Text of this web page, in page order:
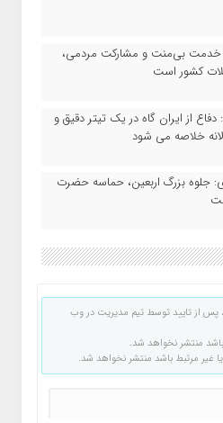
خدمت بی‌منت و مشارکت مردمی،
کشور است
دفاع از ایران گاه در یک تیتر دقیق و
خلاصه می شود
جلوه بزرگ اربعین، حماسه حضرت
پس از تایید توسط تیم مدیریت در وب
منتشر نخواهد شد.
غیر مرتبط باشد منتشر نخواهد شد.